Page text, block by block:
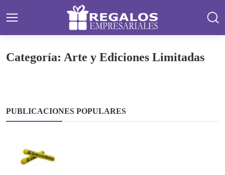
Categoría: Arte y Ediciones Limitadas
PUBLICACIONES POPULARES